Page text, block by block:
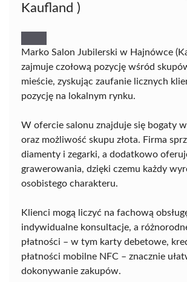
Kaufland )
Marko Salon Jubilerski w Hajnówce
zajmuje czołową pozycję wśród
mieście, zyskując zaufanie licznych
pozycję na lokalnym rynku.
W ofercie salonu znajduje się bogaty
oraz możliwość skupu złota. Firma
diamenty i zegarki, a dodatkowo
grawerowania, dzięki czemu każdy
osobistego charakteru.
Klienci mogą liczyć na fachową
indywidualne konsultacje, a
płatności – w tym karty debetowe,
płatności mobilne NFC – znacznie
dokonywanie zakupów.